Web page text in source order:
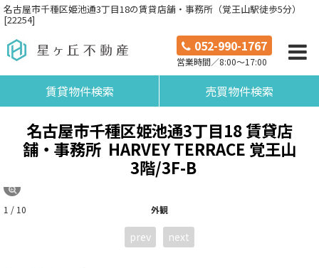
名古屋市千種区姫池通3丁目18の賃貸店舗・事務所（覚王山駅徒歩5分）
[22254]
052-990-1767
営業時間／8:00～17:00
賃貸物件検索 売買物件検索
名古屋市千種区姫池通3丁目18 賃貸店
舗・事務所 HARVEY TERRACE 覚王山
3階/3F-B
外観
1 / 10
prev next